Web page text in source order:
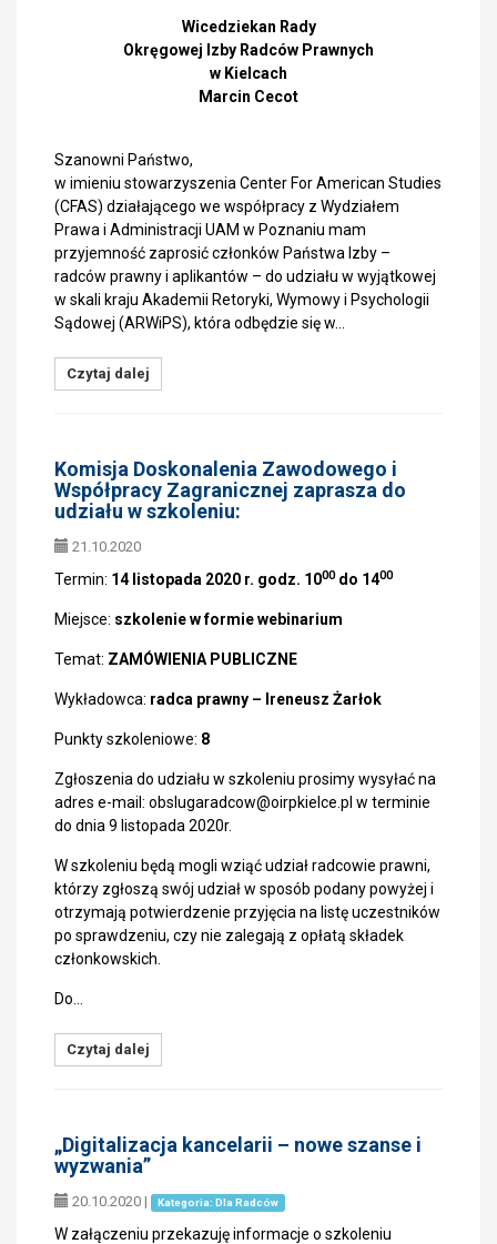
Wicedziekan Rady
Okręgowej Izby Radców Prawnych
w Kielcach
Marcin Cecot
Szanowni Państwo,
w imieniu stowarzyszenia Center For American Studies
(CFAS) działającego we współpracy z Wydziałem
Prawa i Administracji UAM w Poznaniu mam
przyjemność zaprosić członków Państwa Izby –
radców prawny i aplikantów – do udziału w wyjątkowej
w skali kraju Akademii Retoryki, Wymowy i Psychologii
Sądowej (ARWiPS), która odbędzie się w…
Czytaj dalej
Komisja Doskonalenia Zawodowego i
Współpracy Zagranicznej zaprasza do
udziału w szkoleniu:
21.10.2020
Termin: 14 listopada 2020 r. godz. 1000do 1400
Miejsce: szkolenie w formie webinarium
Temat: ZAMÓWIENIA PUBLICZNE
Wykładowca: radca prawny – Ireneusz Żarłok
Punkty szkoleniowe: 8
Zgłoszenia do udziału w szkoleniu prosimy wysyłać na
adres e-mail: obslugaradcow@oirpkielce.pl w terminie
do dnia 9 listopada 2020r.
W szkoleniu będą mogli wziąć udział radcowie prawni,
którzy zgłoszą swój udział w sposób podany powyżej i
otrzymają potwierdzenie przyjęcia na listę uczestników
po sprawdzeniu, czy nie zalegają z opłatą składek
członkowskich.
Do…
Czytaj dalej
„Digitalizacja kancelarii – nowe szanse i
wyzwania”
20.10.2020 | Kategoria: Dla Radców
W załączeniu przekazuję informacje o szkoleniu